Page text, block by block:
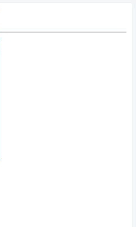
khay đông khô
điều khiển được làm bằng